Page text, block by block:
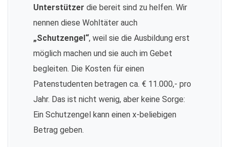
Unterstützer die bereit sind zu helfen. Wir
nennen diese Wohltäter auch
„Schutzengel“, weil sie die Ausbildung erst
möglich machen und sie auch im Gebet
begleiten. Die Kosten für einen
Patenstudenten betragen ca. € 11.000,- pro
Jahr. Das ist nicht wenig, aber keine Sorge:
Ein Schutzengel kann einen x-beliebigen
Betrag geben.